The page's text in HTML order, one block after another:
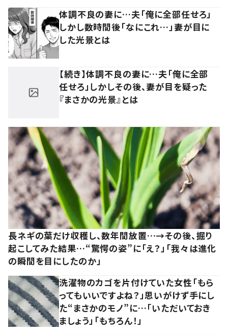
体調不良の妻に…夫「俺に全部任せろ」
しかし数時間後「なにこれ…」妻が目に
した光景とは
【続き】体調不良の妻に…夫「俺に全部
任せろ」しかしその後、妻が目を疑った
『まさかの光景』とは
長ネギの葉だけ収穫し、数年間放置…→その後、掘り
起こしてみた結果…“驚愕の姿”に「え？」「我々は進化
の瞬間を目にしたのか」
洗濯物のカゴを片付けていた女性「もら
ってもいいですよね？」思いがけず手にし
た“まさかのモノ”に…「いただいておき
ましょう」「もちろん！」